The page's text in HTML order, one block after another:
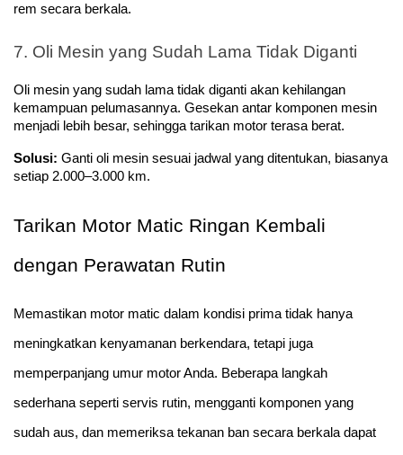
rem secara berkala.
7. Oli Mesin yang Sudah Lama Tidak Diganti
Oli mesin yang sudah lama tidak diganti akan kehilangan
kemampuan pelumasannya. Gesekan antar komponen mesin
menjadi lebih besar, sehingga tarikan motor terasa berat.
Solusi: Ganti oli mesin sesuai jadwal yang ditentukan, biasanya
setiap 2.000–3.000 km.
Tarikan Motor Matic Ringan Kembali
dengan Perawatan Rutin
Memastikan motor matic dalam kondisi prima tidak hanya
meningkatkan kenyamanan berkendara, tetapi juga
memperpanjang umur motor Anda. Beberapa langkah
sederhana seperti servis rutin, mengganti komponen yang
sudah aus, dan memeriksa tekanan ban secara berkala dapat